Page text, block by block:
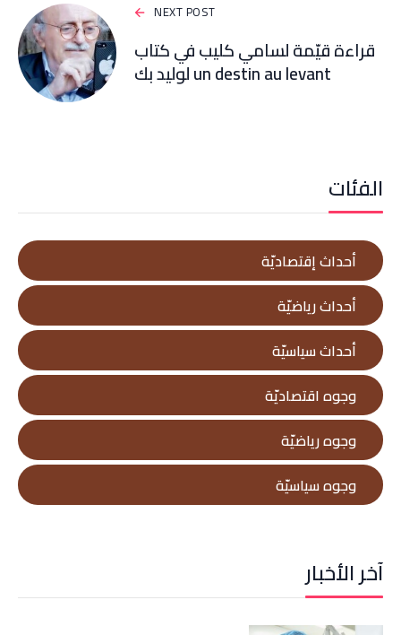
NEXT POST
قراءة قيّمة لسامي كليب في كتاب
un destin au levant لوليد بك
الفئات
أحداث إقتصاديّة
أحداث رياضيّة
أحداث سياسيّة
وجوه اقتصاديّة
وجوه رياضيّة
وجوه سياسيّة
آخر الأخبار